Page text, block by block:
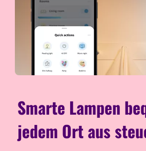
Smarte Lampen
jedem Ort aus